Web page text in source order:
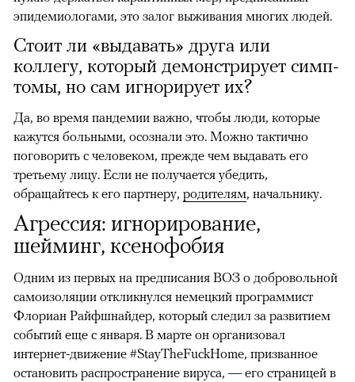
эпидемиологами, это залог выживания многих людей.
Стоит ли «выдавать» друга или
коллегу, который демонстрирует симп­
томы, но сам игнорирует их?
Да, во время пандемии важно, чтобы люди, которые
кажутся больными, осознали это. Можно тактично
поговорить с человеком, прежде чем выдавать его
третьему лицу. Если не получается убедить,
обращайтесь к его партнеру, родителям, начальнику.
Агрессия: игнорирование,
шейминг, ксенофобия
Одним из первых на предписания ВОЗ о добровольной
самоизоляции откликнулся немецкий программист
Флориан Райфшнайдер, который следил за развитием
событий еще с января. В марте он организовал
интернет-движение #StayTheFuckHome, призванное
остановить распространение вируса, — его страницей в